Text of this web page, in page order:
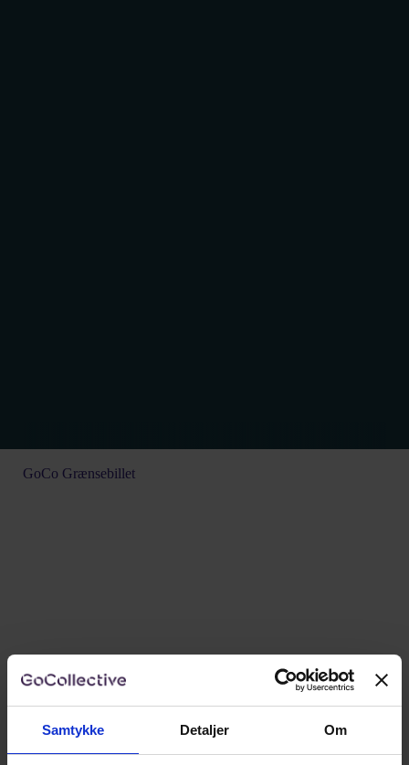
Samtykke Detaljer Om
GoCo Grænsebillet